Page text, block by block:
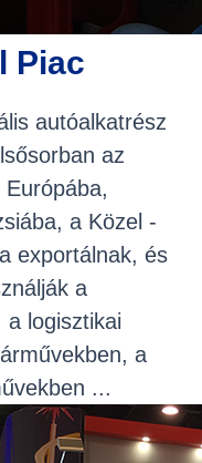
Piac
autóalkatrész
az
a Közel -
exportálnak, és
a
a logisztikai
a
...